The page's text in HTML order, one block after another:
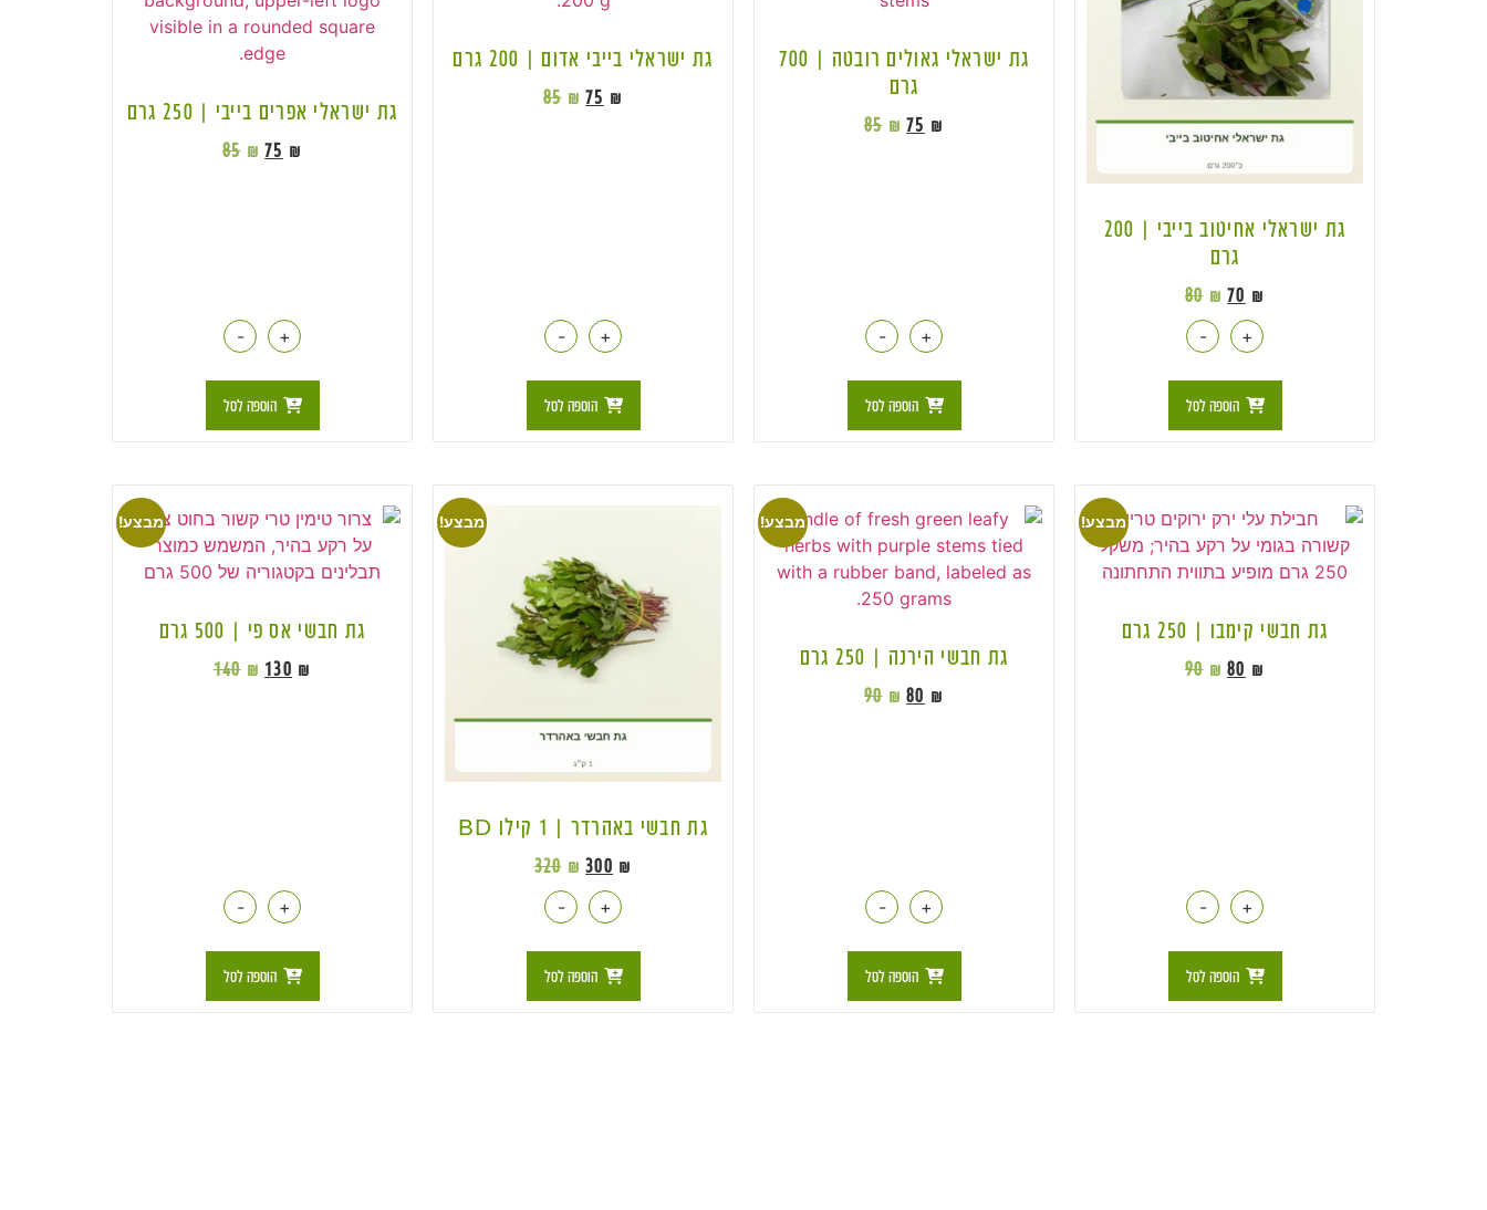
גת ישראלי אחיטוב בייבי | 200
גרם
80 ₪ 70 ₪
- +
הוספה לסל
גת ישראלי גאולים רובטה | 700
גרם
85 ₪ 75 ₪
- +
הוספה לסל
גת ישראלי בייבי אדום | 200 גרם
85 ₪ 75 ₪
- +
הוספה לסל
גת ישראלי אפרים בייבי | 250 גרם
85 ₪ 75 ₪
- +
הוספה לסל
מבצע!
גת חבשי קימבו | 250 גרם
90 ₪ 80 ₪
- +
הוספה לסל
מבצע!
גת חבשי הירנה | 250 גרם
90 ₪ 80 ₪
- +
הוספה לסל
מבצע!
גת חבשי באהרדר | 1 קילו BD
320 ₪ 300 ₪
- +
הוספה לסל
מבצע!
גת חבשי אס פי | 500 גרם
140 ₪ 130 ₪
- +
הוספה לסל